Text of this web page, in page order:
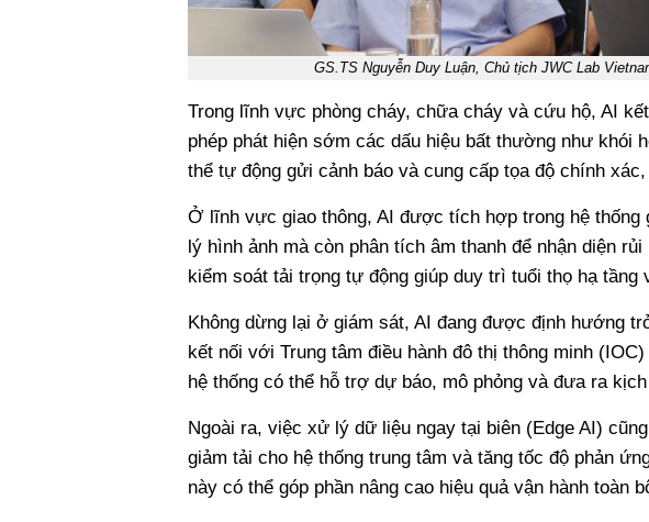
GS.TS Nguyễn Duy Luận, Chủ tịch JWC Lab
Trong lĩnh vực phòng cháy, chữa cháy và cứu hộ, AI
phép phát hiện sớm các dấu hiệu bất thường như khói
thể tự động gửi cảnh báo và cung cấp tọa độ chính
Ở lĩnh vực giao thông, AI được tích hợp trong hệ thống
lý hình ảnh mà còn phân tích âm thanh để nhận diện
kiểm soát tải trọng tự động giúp duy trì tuổi thọ hạ tầng
Không dừng lại ở giám sát, AI đang được định hướng
kết nối với Trung tâm điều hành đô thị thông minh
hệ thống có thể hỗ trợ dự báo, mô phỏng và đưa ra
Ngoài ra, việc xử lý dữ liệu ngay tại biên (Edge AI)
giảm tải cho hệ thống trung tâm và tăng tốc độ phản
này có thể góp phần nâng cao hiệu quả vận hành toàn